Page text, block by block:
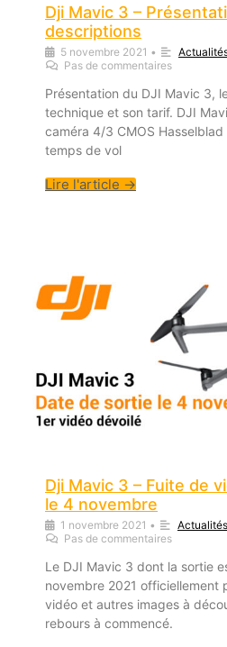
Dji Mavic 3 –
descriptions
5 novembre 2021 •
Pas de commentaires
Présentation du DJI Mavic 3,
technique et son tarif. DJI
caméra 4/3 CMOS
temps de vol
Lire l'article →
Dji Mavic 3 – Fuite de
le 4 novembre
1 novembre 2021 •
Pas de commentaires
Le DJI Mavic 3 dont la sortie
novembre 2021 officiellement
vidéo et autres images à
rebours à commencé.